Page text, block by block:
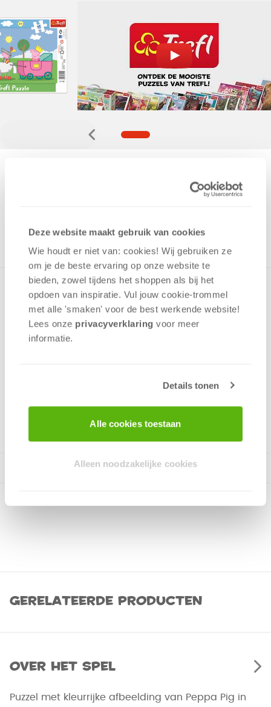
Deze website maakt gebruik van cookies
Wie houdt er niet van: cookies! Wij gebruiken ze
om je de beste ervaring op onze website te
bieden, zowel tijdens het shoppen als bij het
opdoen van inspiratie. Vul jouw cookie-trommel
met alle 'smaken' voor de best werkende website​!
Lees onze privacyverklaring voor meer
informatie.
Details tonen
Alle cookies toestaan
Alleen noodzakelijke cookies
ridderavontuur.Frame puzzels zijn puzzels voor de jongste
kinderen, niet in een doos maar in een frame. Daardoor is
het wel lekker plat en makkelijk op te ruimen.Het helpt om
de waarneming, verbeelding en geheugen te ontwikkelen.
Gerelateerde producten
Over het spel
Puzzel met kleurrijke afbeelding van Peppa Pig in